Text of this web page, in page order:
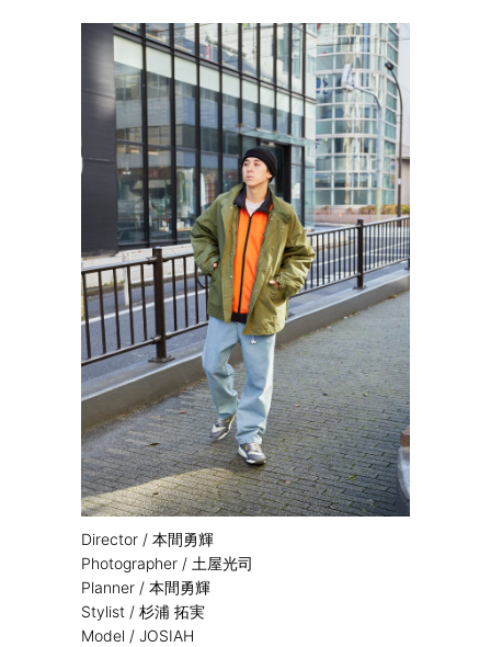
Director / 本間勇輝
Photographer / 土屋光司
Planner / 本間勇輝
Stylist / 杉浦 拓実
Model / JOSIAH